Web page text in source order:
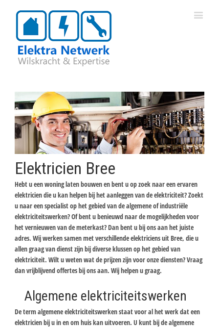
Elektricien Bree
Hebt u een woning laten bouwen en bent u op zoek naar een ervaren
elektricien die u kan helpen bij het aanleggen van de elektriciteit? Zoekt
u naar een specialist op het gebied van de algemene of industriële
elektriciteitswerken? Of bent u benieuwd naar de mogelijkheden voor
het vernieuwen van de meterkast? Dan bent u bij ons aan het juiste
adres. Wij werken samen met verschillende elektriciens uit Bree, die u
allen graag van dienst zijn bij diverse klussen op het gebied van
elektriciteit. Wilt u weten wat de prijzen zijn voor onze diensten? Vraag
dan vrijblijvend offertes bij ons aan. Wij helpen u graag.
Algemene elektriciteitswerken
De term algemene elektriciteitswerken staat voor al het werk dat een
elektricien bij u in en om huis kan uitvoeren. U kunt bij de algemene